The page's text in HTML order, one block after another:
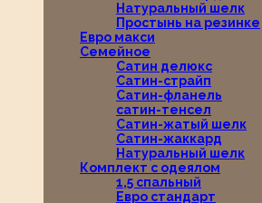
Натуральный шелк
Простынь на резинке
Евро макси
Семейное
Сатин делюкс
Сатин-страйп
Сатин-фланель
сатин-тенсел
Сатин-жатый шелк
Сатин-жаккард
Натуральный шелк
Комплект с одеялом
1,5 спальный
Евро стандарт